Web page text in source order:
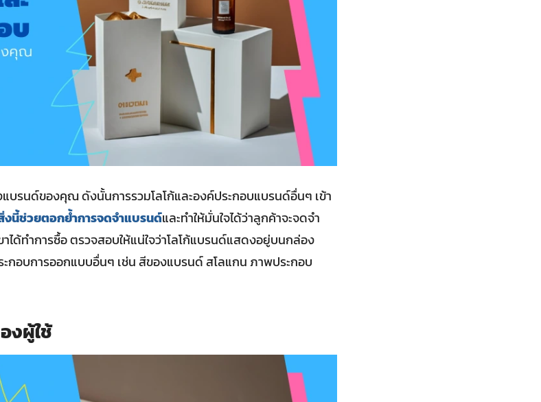
บรนด์ของคุณ ดังนั้นการรวมโลโก้และองค์ประกอบแบรนด์อื่นๆ เข้า
นี้ช่วยตอกย้ำการจดจำแบรนด์และทำให้มั่นใจได้ว่าลูกค้าจะจดจำ
ด้ทำการซื้อ ตรวจสอบให้แน่ใจว่าโลโก้แบรนด์แสดงอยู่บนกล่อง
กอบการออกแบบอื่นๆ เช่น สีของแบรนด์ สโลแกน ภาพประกอบ
งผู้ใช้